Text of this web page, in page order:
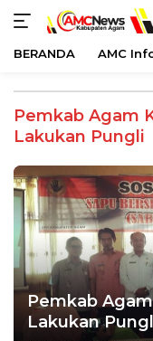
konten
BERANDA AMC
Pemkab Agam
Lakukan Pungli
Pemkab
Lakukan